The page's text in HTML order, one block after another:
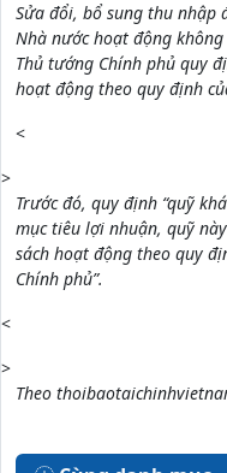
Sửa đổi, bổ sung thu nhập
Nhà nước hoạt động
Thủ tướng Chính phủ quy
hoạt động theo quy định
<
>
Trước đó, quy định “quỹ
mục tiêu lợi nhuận, quỹ
sách hoạt động theo quy
Chính phủ”.
<
>
Theo